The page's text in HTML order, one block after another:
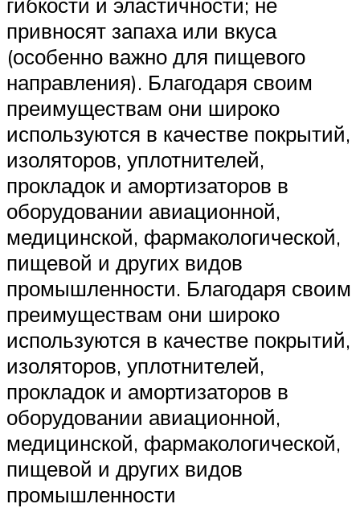
привносят запаха или вкуса
(особенно важно для пищевого
направления). Благодаря своим
преимуществам они широко
используются в качестве покрытий,
изоляторов, уплотнителей,
прокладок и амортизаторов в
оборудовании авиационной,
медицинской, фармакологической,
пищевой и других видов
промышленности. Благодаря своим
преимуществам они широко
используются в качестве покрытий,
изоляторов, уплотнителей,
прокладок и амортизаторов в
оборудовании авиационной,
медицинской, фармакологической,
пищевой и других видов
промышленности